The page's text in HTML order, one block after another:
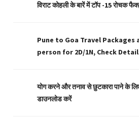
विराट कोहली के बारें में टॉप -15 रोचक
Pune to Goa Travel Packages
person for 2D/1N, Check
योग करने और तनाव से छुटकारा पाने के
डाउनलोड करें